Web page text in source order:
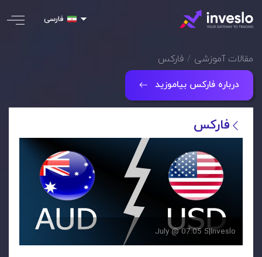
فارسی
مقالات آموزشی فارکس
درباره فارکس بیاموزید
فارکس
Inveslo
|
5 July @ 07:05